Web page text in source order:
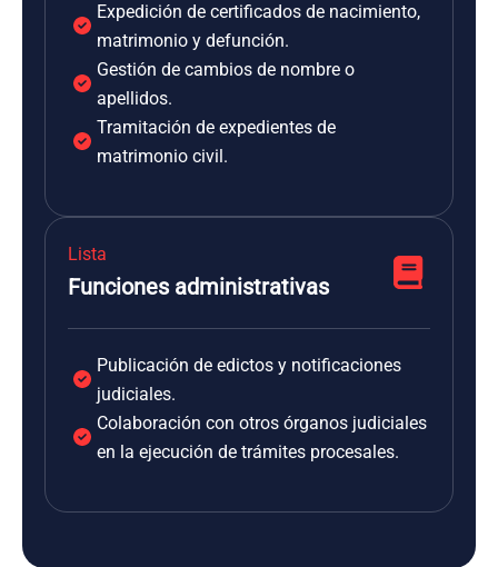
Expedición de certificados de nacimiento,
matrimonio y defunción.
Gestión de cambios de nombre o
apellidos.
Tramitación de expedientes de
matrimonio civil.
Lista
Funciones administrativas
Publicación de edictos y notificaciones
judiciales.
Colaboración con otros órganos judiciales
en la ejecución de trámites procesales.